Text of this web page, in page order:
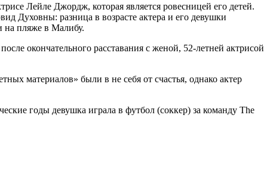
Лейле Джордж, которая является ровесницей его детей.
Духовны: разница в возрасте актера и его девушки
на пляже в Малибу.
окончательного расставания с женой, 52-летней актрисой
материалов» были в не себя от счастья, однако актер
годы девушка играла в футбол (соккер) за команду The